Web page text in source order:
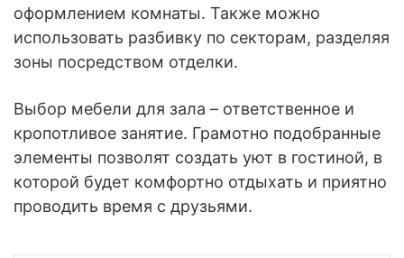
оформлением комнаты. Также можно
использовать разбивку по секторам, разделяя
зоны посредством отделки.
Выбор мебели для зала – ответственное и
кропотливое занятие. Грамотно подобранные
элементы позволят создать уют в гостиной, в
которой будет комфортно отдыхать и приятно
проводить время с друзьями.